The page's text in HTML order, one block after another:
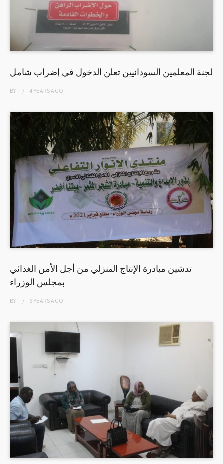
لجنة المعلمين السودانيين تعلن الدخول في إضراب شامل
BY 4 YEARSAGO
تدشين مبادرة الإنتاج المنزلي من أجل الأمن الغذائي
بمجلس الوزراء
BY 6 YEARSAGO